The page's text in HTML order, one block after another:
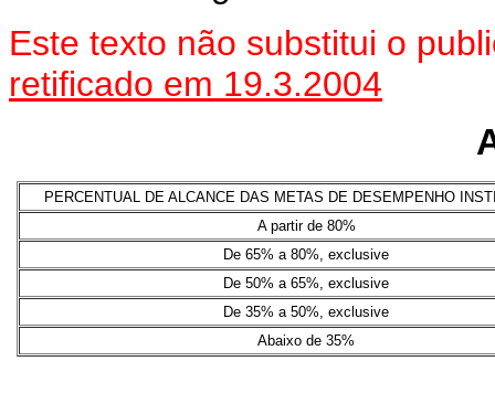
Este texto não substitui o
retificado em 19.3.2004
PERCENTUAL DE ALCANCE DAS METAS DE DESEMPENHO
A partir de 80%
De 65% a 80%, exclusive
De 50% a 65%, exclusive
De 35% a 50%, exclusive
Abaixo de 35%